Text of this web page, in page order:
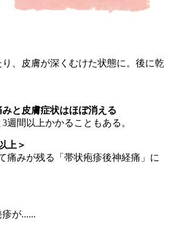
、皮膚が深くむけた状態に。後に乾
と皮膚症状はほぼ消える
週間以上かかることもある。
上＞
痛みが残る「帯状疱疹後神経痛」に
が......